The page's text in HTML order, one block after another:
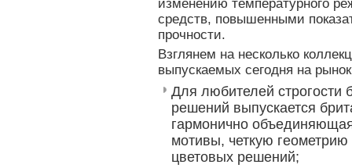
изменению температурного
средств, повышенными
прочности.
Взглянем на несколько
выпускаемых сегодня на
Для любителей строгости
решений выпускается
гармонично
мотивы, четкую
цветовых решений;